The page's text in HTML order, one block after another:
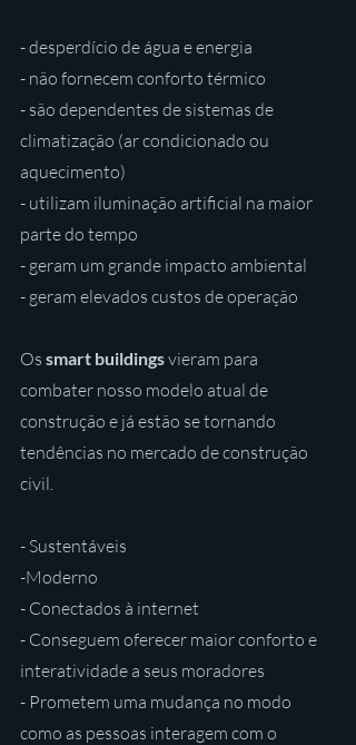
- desperdício de água e energia
- não fornecem conforto térmico
- são dependentes de sistemas de
climatização (ar condicionado ou
aquecimento)
- utilizam iluminação artificial na maior
parte do tempo
- geram um grande impacto ambiental
- geram elevados custos de operação
Os smart buildings vieram para
combater nosso modelo atual de
construção e já estão se tornando
tendências no mercado de construção
civil.
- Sustentáveis
-Moderno
- Conectados à internet
- Conseguem oferecer maior conforto e
interatividade a seus moradores
- Prometem uma mudança no modo
como as pessoas interagem com o